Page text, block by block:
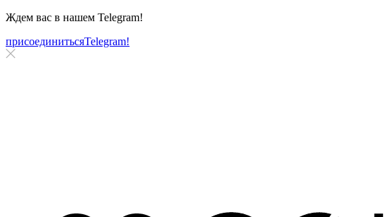
Ждем вас в нашем Telegram!
присоединитьсяTelegram!